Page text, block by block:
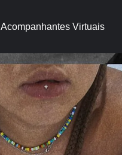
Acompanhantes Virtuais